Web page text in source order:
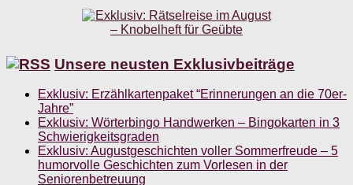
Unsere neusten Exklusivbeiträge
Exklusiv: Erzählkartenpaket “Erinnerungen an die 70er-
Jahre”
Exklusiv: Wörterbingo Handwerken – Bingokarten in 3
Schwierigkeitsgraden
Exklusiv: Augustgeschichten voller Sommerfreude – 5
humorvolle Geschichten zum Vorlesen in der
Seniorenbetreuung